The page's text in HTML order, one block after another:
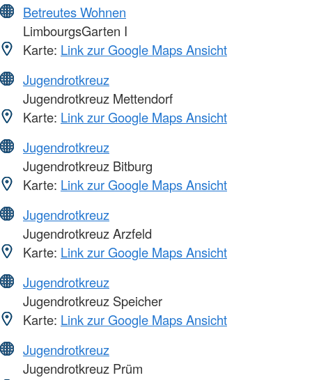
Betreutes Wohnen
LimbourgsGarten I
Karte: Link zur Google Maps Ansicht
Jugendrotkreuz
Jugendrotkreuz Mettendorf
Karte: Link zur Google Maps Ansicht
Jugendrotkreuz
Jugendrotkreuz Bitburg
Karte: Link zur Google Maps Ansicht
Jugendrotkreuz
Jugendrotkreuz Arzfeld
Karte: Link zur Google Maps Ansicht
Jugendrotkreuz
Jugendrotkreuz Speicher
Karte: Link zur Google Maps Ansicht
Jugendrotkreuz
Jugendrotkreuz Prüm